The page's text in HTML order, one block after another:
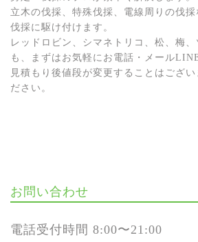
立木の伐採、特殊伐採、電線周りの伐
伐採に駆け付けます。
レッドロビン、シマネトリコ、松、梅
も、まずはお気軽にお電話・メール
見積もり後値段が変更することはござい
ださい。
お問い合わせ
電話受付時間 8:00〜21:00